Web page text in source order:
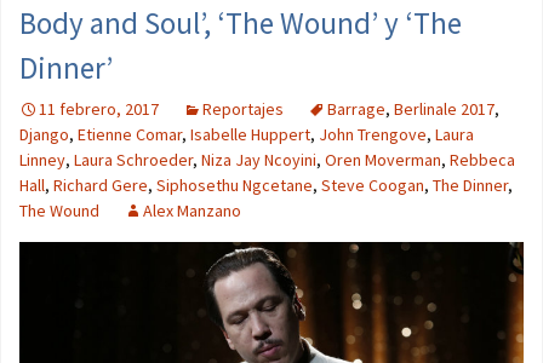
Body and Soul’, ‘The Wound’ y ‘The
Dinner’
11 febrero, 2017 Reportajes Barrage, Berlinale 2017,
Django, Etienne Comar, Isabelle Huppert, John Trengove, Laura
Linney, Laura Schroeder, Niza Jay Ncoyini, Oren Moverman, Rebbeca
Hall, Richard Gere, Siphosethu Ngcetane, Steve Coogan, The Dinner,
The Wound
Alex Manzano